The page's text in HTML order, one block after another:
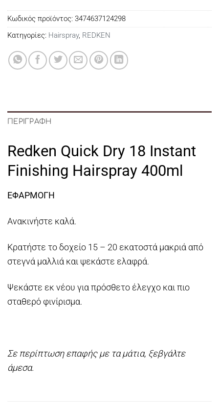
Κωδικός προϊόντος: 3474637124298
Κατηγορίες: Hairspray, REDKEN
ΠΕΡΙΓΡΑΦΉ
Redken Quick Dry 18 Instant
Finishing Hairspray 400ml
ΕΦΑΡΜΟΓΗ
Ανακινήστε καλά.
Κρατήστε το δοχείο 15 – 20 εκατοστά μακριά από
στεγνά μαλλιά και ψεκάστε ελαφρά.
Ψεκάστε εκ νέου για πρόσθετο έλεγχο και πιο
σταθερό φινίρισμα.
Σε περίπτωση επαφής με τα μάτια, ξεβγάλτε
άμεσα.